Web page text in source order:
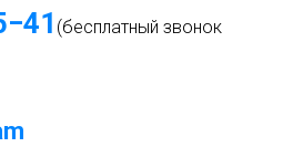
1 (бесплатный звонок